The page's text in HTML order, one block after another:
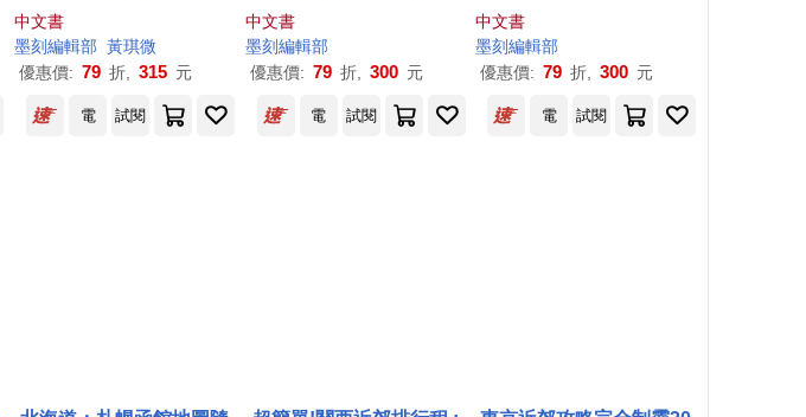
中文書
墨刻編輯部 黃琪微
優惠價: 79 折, 315 元
劃，1~2日食購玩樂一次
串聯，新手也能省錢省力
暢遊大關西
中文書
墨刻編輯部
優惠價: 79 折, 300 元
中文書
墨刻編輯部
優惠價: 79 折, 300 元
電 試閱 電 試閱 電 試閱